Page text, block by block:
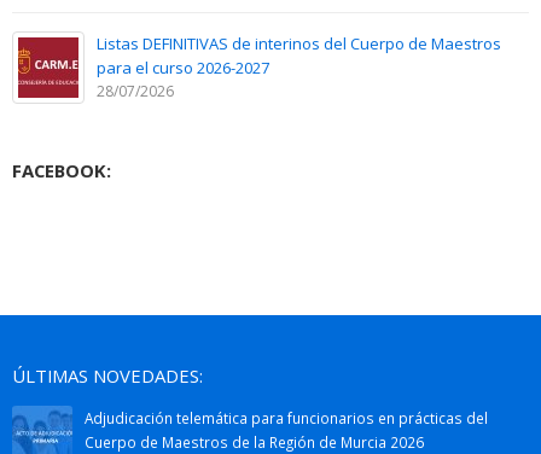
Listas DEFINITIVAS de interinos del Cuerpo de Maestros
para el curso 2026-2027
28/07/2026
FACEBOOK:
ÚLTIMAS NOVEDADES:
Adjudicación telemática para funcionarios en prácticas del
Cuerpo de Maestros de la Región de Murcia 2026